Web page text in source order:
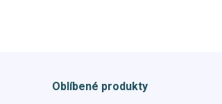
Oblíbené produkty